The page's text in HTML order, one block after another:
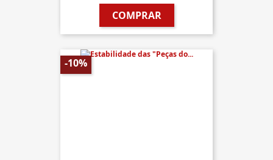
COMPRAR
-10%